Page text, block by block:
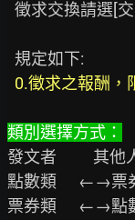
0.徵求之報酬，
類別選擇方式：
發文者          其他
點數類
票券類